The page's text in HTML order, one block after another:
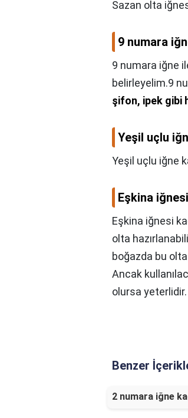
Sazan olta
9 numara
9 numara iğne
belirleyelim.9
şifon, ipek gibi
Yeşil uçlu
Yeşil uçlu iğne
Eşkina
Eşkina iğnesi
olta
boğazda bu
Ancak
olursa yeterlidir.
Benzer
2 numara iğne